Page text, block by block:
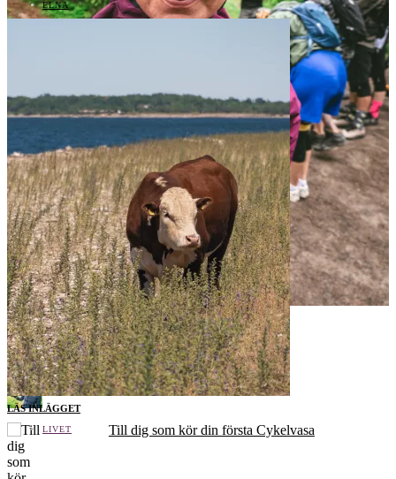
ELNA
LÄS INLÄGGET
LIVET
Populära inlägg och sidor
Cykelvasan - tips i sista minuten
Till dig som kör din första Cykelvasa